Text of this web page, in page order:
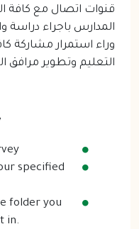
قنوات اتصال مع كافة
المدارس باجراء دراسة
وراء استمرار مشاركة
التعليم وتطوير مرافق
specified
folder you
in.